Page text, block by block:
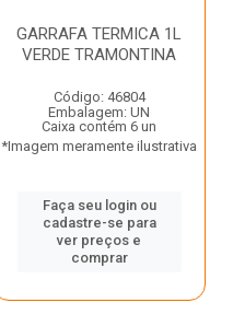
GARRAFA TERMICA 1L
VERDE TRAMONTINA
Código: 46804
Embalagem: UN
Caixa contém 6 un
*Imagem meramente ilustrativa
Faça seu login ou
cadastre-se para
ver preços e
comprar